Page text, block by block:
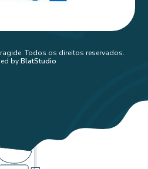
Todos os direitos reservados.
byBlatStudio